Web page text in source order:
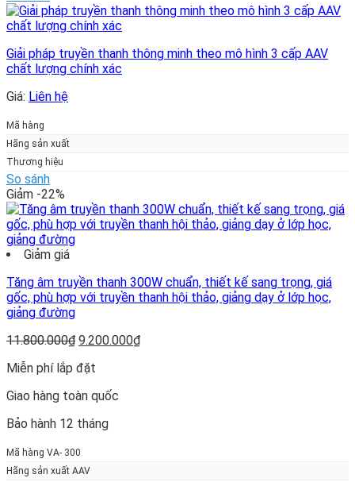
Giải pháp truyền thanh thông minh theo mô hình 3 cấp AAV
chất lượng chính xác
Giá: Liên hệ
Mã hàng
Hãng sản xuất
Thương hiệu
So sánh
Giảm -22%
Giảm giá
Tăng âm truyền thanh 300W chuẩn, thiết kế sang trọng, giá
gốc, phù hợp với truyền thanh hội thảo, giảng dạy ở lớp học,
giảng đường
11.800.000₫ Giá
là:
9.200.000₫Giá
Miễn phí lắp đặt
Giao hàng toàn quốc
Bảo hành 12 tháng
Mã hàng VA- 300
Hãng sản xuất AAV